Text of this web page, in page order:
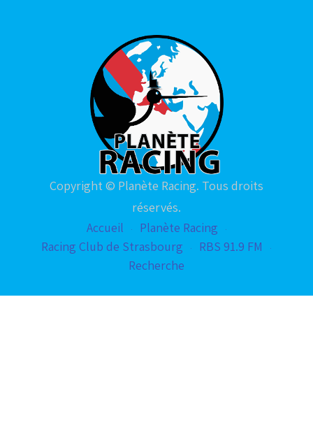
Copyright © Planète Racing. Tous droits
réservés.
Accueil
Planète Racing
Racing Club de Strasbourg
RBS 91.9 FM
Recherche